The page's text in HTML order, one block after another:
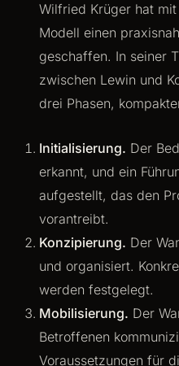
Wilfried Krüger hat
Modell einen
geschaffen. In seiner
zwischen Lewin und
drei Phasen,
Initialisierung. Der
erkannt, und ein
aufgestellt, das den
vorantreibt.
Konzipierung. Der
und organisiert.
werden festgelegt.
Mobilisierung. Der
Betroffenen
Voraussetzungen für